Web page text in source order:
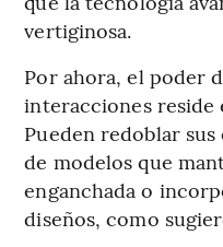
vertiginosa.
Por ahora, el poder
interacciones reside
Pueden redoblar
de modelos que
enganchada o
diseños, como